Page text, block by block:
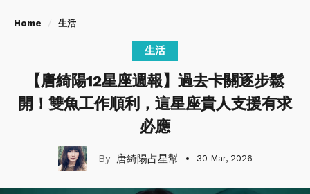
Home 生活
生活
【唐綺陽12星座週報】過去卡關逐步鬆
開！雙魚工作順利，這星座貴人支援有求
必應
唐綺陽占星幫 30 Mar, 2026